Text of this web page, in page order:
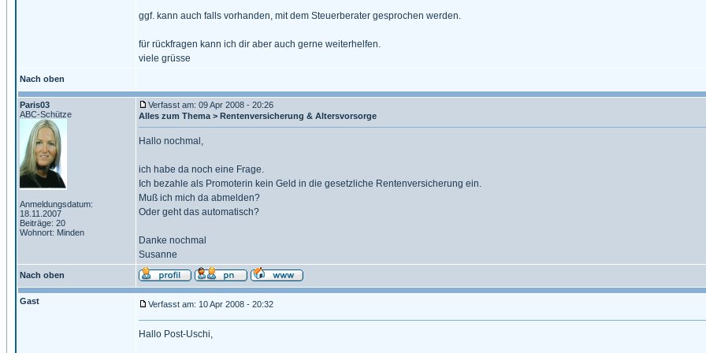
ggf. kann auch falls vorhanden, mit dem Steuerberater gesprochen werden.
für rückfragen kann ich dir aber auch gerne weiterhelfen.
viele grüsse
Nach oben
Paris03
ABC-Schütze
Anmeldungsdatum:
18.11.2007
Beiträge: 20
Wohnort: Minden
Verfasst am: 09 Apr 2008 - 20:26
Alles zum Thema > Rentenversicherung & Altersvorsorge
Hallo nochmal,
ich habe da noch eine Frage.
Ich bezahle als Promoterin kein Geld in die gesetzliche Rentenversicherung ein.
Muß ich mich da abmelden?
Oder geht das automatisch?
Danke nochmal
Susanne
Nach oben
Gast Verfasst am: 10 Apr 2008 - 20:32
Hallo Post-Uschi,